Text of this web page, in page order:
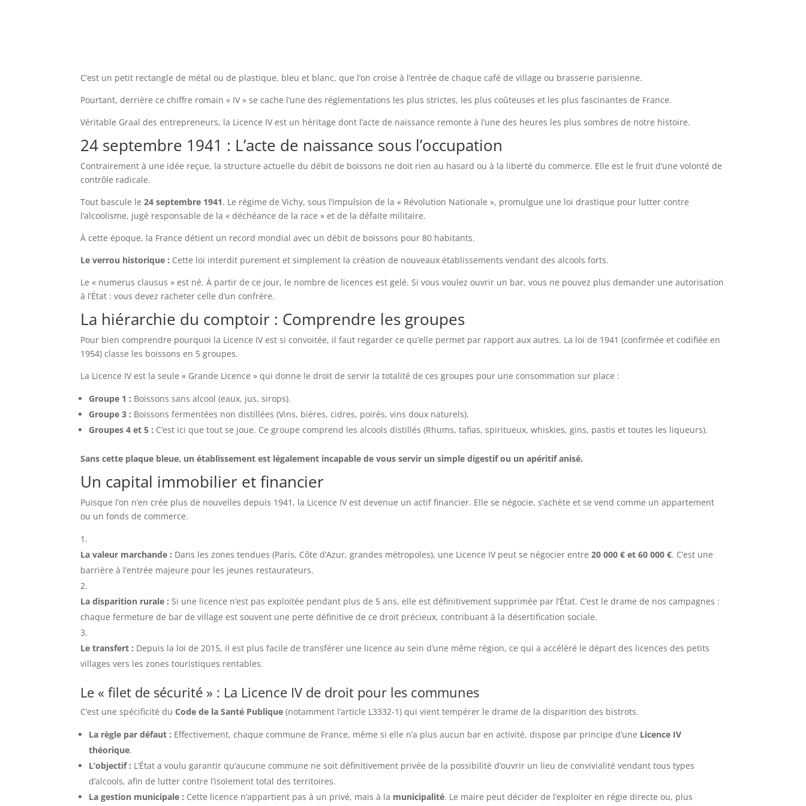
C’est un petit rectangle de métal ou de plastique, bleu et blanc, que l’on croise à l’entrée de chaque café de village ou brasserie parisienne.
Pourtant, derrière ce chiffre romain « IV » se cache l’une des réglementations les plus strictes, les plus coûteuses et les plus fascinantes de France.
Véritable Graal des entrepreneurs, la Licence IV est un héritage dont l’acte de naissance remonte à l’une des heures les plus sombres de notre histoire.
24 septembre 1941 : L’acte de naissance sous l’occupation
Contrairement à une idée reçue, la structure actuelle du débit de boissons ne doit rien au hasard ou à la liberté du commerce. Elle est le fruit d’une volonté de
contrôle radicale.
Tout bascule le24 septembre 1941. Le régime de Vichy, sous l’impulsion de la « Révolution Nationale », promulgue une loi drastique pour lutter contre
l’alcoolisme, jugé responsable de la « déchéance de la race » et de la défaite militaire.
À cette époque, la France détient un record mondial avec un débit de boissons pour 80 habitants.
Le verrou historique : Cette loi interdit purement et simplement la création de nouveaux établissements vendant des alcools forts.
Le « numerus clausus » est né. À partir de ce jour, le nombre de licences est gelé. Si vous voulez ouvrir un bar, vous ne pouvez plus demander une autorisation
à l’État : vous devez racheter celle d’un confrère.
La hiérarchie du comptoir : Comprendre les groupes
Pour bien comprendre pourquoi la Licence IV est si convoitée, il faut regarder ce qu’elle permet par rapport aux autres. La loi de 1941 (confirmée et codifiée en
1954) classe les boissons en 5 groupes.
La Licence IV est la seule « Grande Licence » qui donne le droit de servir la totalité de ces groupes pour une consommation sur place :
Groupe 1 : Boissons sans alcool (eaux, jus, sirops).
Groupe 3 : Boissons fermentées non distillées (Vins, bières, cidres, poirés, vins doux naturels).
Groupes 4 et 5 : C’est ici que tout se joue. Ce groupe comprend les alcools distillés (Rhums, tafias, spiritueux, whiskies, gins, pastis et toutes les liqueurs).
Sans cette plaque bleue, un établissement est légalement incapable de vous servir un simple digestif ou un apéritif anisé.
Un capital immobilier et financier
Puisque l’on n’en crée plus de nouvelles depuis 1941, la Licence IV est devenue un actif financier. Elle se négocie, s’achète et se vend comme un appartement
ou un fonds de commerce.
La valeur marchande : Dans les zones tendues (Paris, Côte d’Azur, grandes métropoles), une Licence IV peut se négocier entre20 000 € et 60 000 €. C’est une
barrière à l’entrée majeure pour les jeunes restaurateurs.
La disparition rurale : Si une licence n’est pas exploitée pendant plus de 5 ans, elle est définitivement supprimée par l’État. C’est le drame de nos campagnes :
chaque fermeture de bar de village est souvent une perte définitive de ce droit précieux, contribuant à la désertification sociale.
Le transfert : Depuis la loi de 2015, il est plus facile de transférer une licence au sein d’une même région, ce qui a accéléré le départ des licences des petits
villages vers les zones touristiques rentables.
Le « filet de sécurité » : La Licence IV de droit pour les communes
C’est une spécificité duCode de la Santé Publique (notamment l’article L3332-1) qui vient tempérer le drame de la disparition des bistrots.
La règle par défaut : Effectivement, chaque commune de France, même si elle n’a plus aucun bar en activité, dispose par principe d’une Licence IV
théorique.
L’objectif : L’État a voulu garantir qu’aucune commune ne soit définitivement privée de la possibilité d’ouvrir un lieu de convivialité vendant tous types
d’alcools, afin de lutter contre l’isolement total des territoires.
La gestion municipale : Cette licence n’appartient pas à un privé, mais à la municipalité. Le maire peut décider de l’exploiter en régie directe ou, plus